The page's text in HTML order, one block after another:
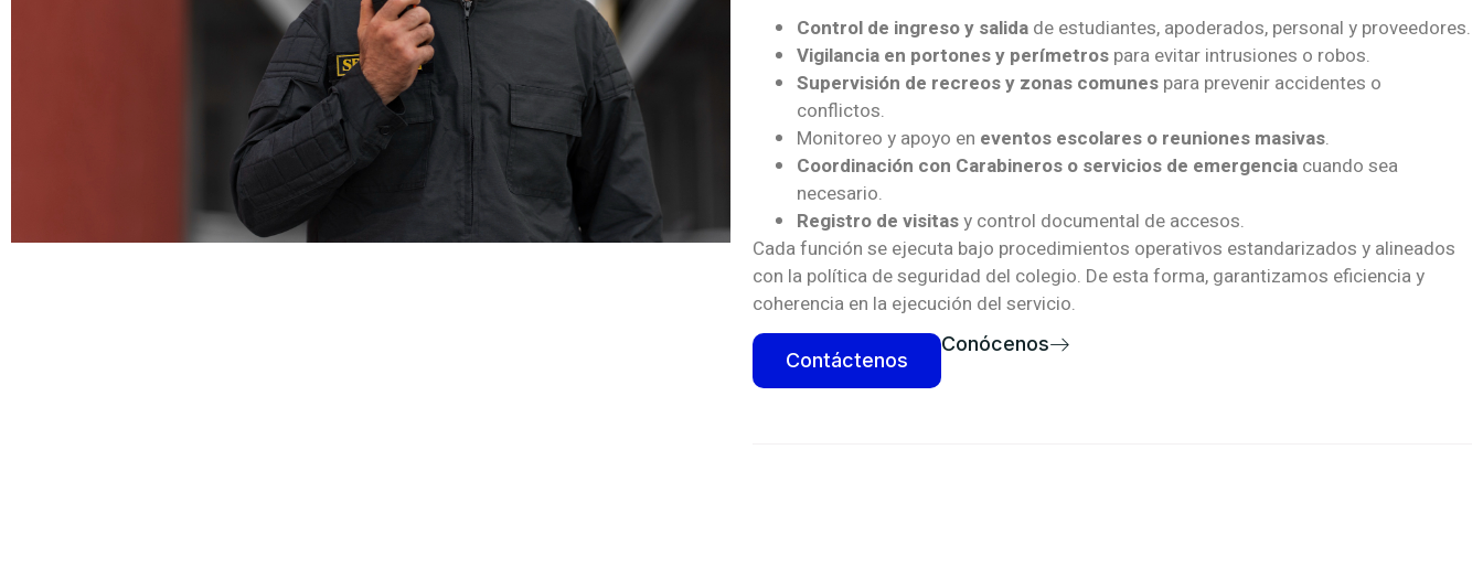
Control de ingreso y salida de estudiantes, apoderados, personal y proveedores.
Vigilancia en portones y perímetros para evitar intrusiones o robos.
Supervisión de recreos y zonas comunes para prevenir accidentes o
conflictos.
Monitoreo y apoyo en eventos escolares o reuniones masivas.
Coordinación con Carabineros o servicios de emergencia cuando sea
necesario.
Registro de visitasy control documental de accesos.
Cada función se ejecuta bajo procedimientos operativos estandarizados y alineados
con la política de seguridad del colegio. De esta forma, garantizamos eficiencia y
coherencia en la ejecución del servicio.
Contáctenos
Conócenos